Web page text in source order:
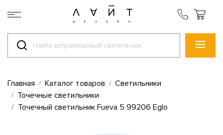
Главная Каталог товаров
Светильники
Точечные светильники
Точечный светильник Fueva 5 99206 Eglo